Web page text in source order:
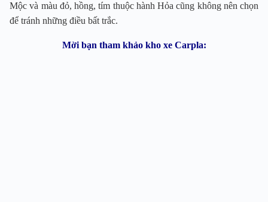
Mộc và màu đỏ, hồng, tím thuộc hành Hỏa cũng không nên chọn
để tránh những điều bất trắc.
Mời bạn tham khảo kho xe Carpla: